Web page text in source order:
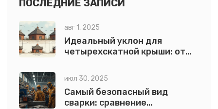
ПОСЛЕДНИЕ ЗАПИСИ
авг 1, 2025
Идеальный уклон для
четырехскатной крыши: от
июл 30, 2025
Самый безопасный вид
сварки: сравнение